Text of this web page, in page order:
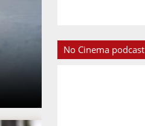
o
No Cinema podcast